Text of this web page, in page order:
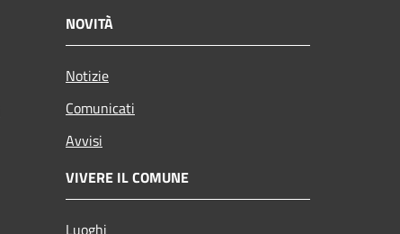
NOVITÀ
Notizie
Comunicati
Avvisi
VIVERE IL COMUNE
Luoghi